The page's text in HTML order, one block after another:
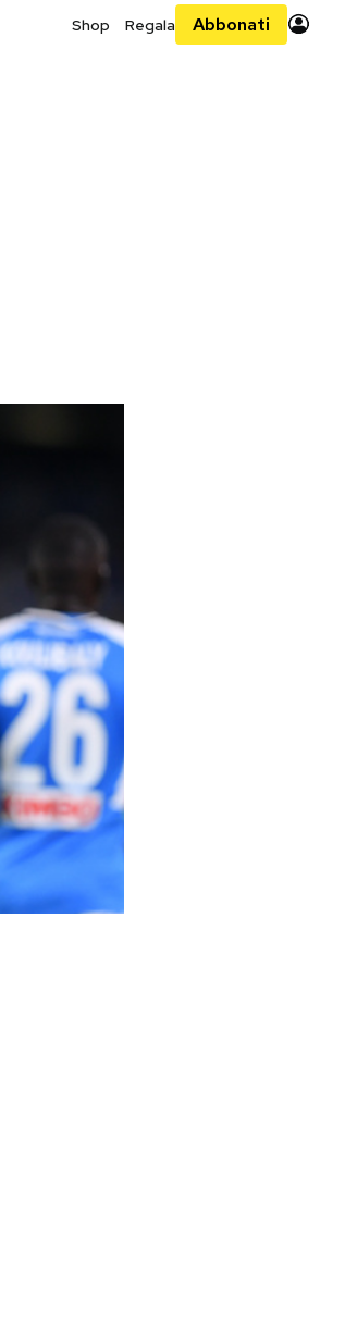
Shop Regala Abbonati